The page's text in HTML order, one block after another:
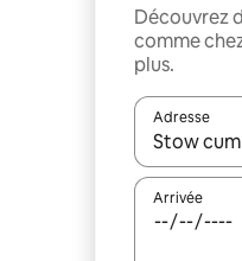
Découvrez
comme
plus.
Adresse
Lorsque
Arrivée